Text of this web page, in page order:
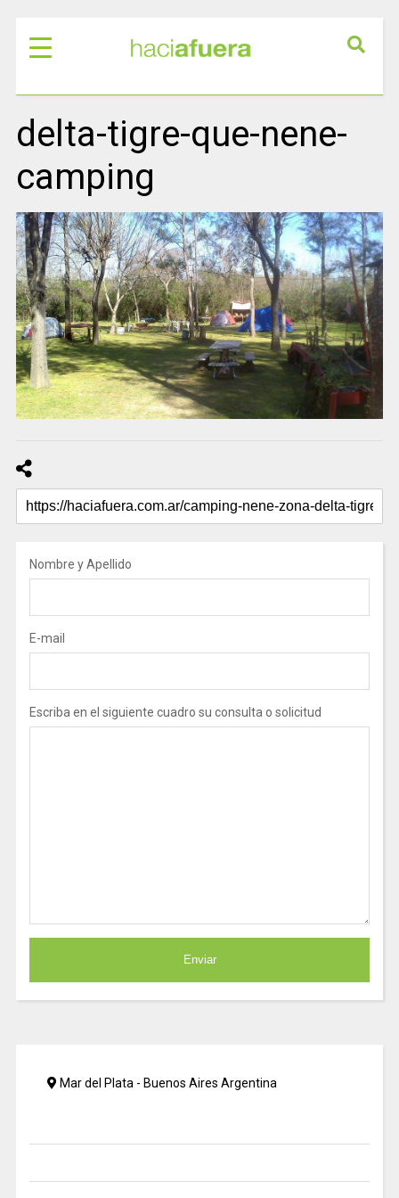
delta-tigre-que-nene-
camping
Nombre y Apellido
E-mail
Escriba en el siguiente cuadro su consulta o solicitud
Mar del Plata - Buenos Aires Argentina